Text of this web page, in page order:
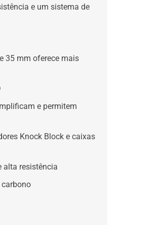
e um sistema de
35 mm oferece mais
e permitem
Knock Block e caixas
alta resistência